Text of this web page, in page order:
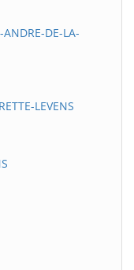
DE-LA-
LEVENS